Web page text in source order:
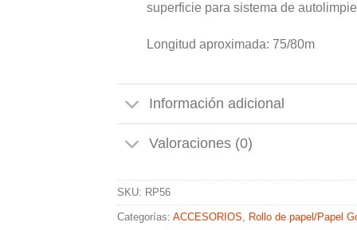
superficie para sistema de
Longitud aproximada: 75/80m
Información adicional
Valoraciones (0)
SKU: RP56
Categorías: ACCESORIOS Rollo de papel/Papel